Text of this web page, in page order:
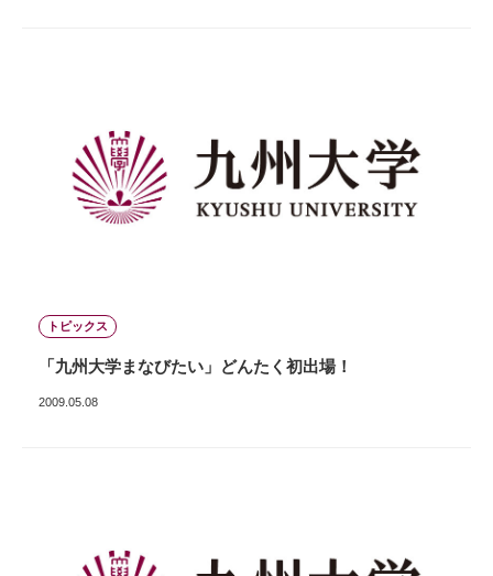
トピックス
「九州大学まなびたい」どんたく初出場！
2009.05.08